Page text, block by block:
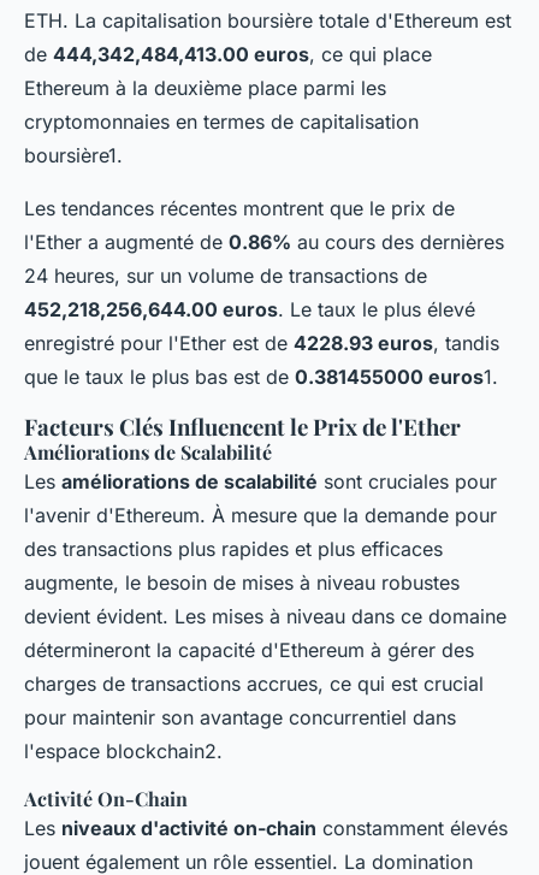
ETH. La capitalisation boursière totale d'Ethereum est
de 444,342,484,413.00 euros, ce qui place
Ethereum à la deuxième place parmi les
cryptomonnaies en termes de capitalisation
boursière1.
Les tendances récentes montrent que le prix de
l'Ether a augmenté de 0.86% au cours des dernières
24 heures, sur un volume de transactions de
452,218,256,644.00 euros. Le taux le plus élevé
enregistré pour l'Ether est de 4228.93 euros, tandis
que le taux le plus bas est de 0.381455000 euros1.
Facteurs Clés Influencent le Prix de l'Ether
Améliorations de Scalabilité
Les améliorations de scalabilité sont cruciales pour
l'avenir d'Ethereum. À mesure que la demande pour
des transactions plus rapides et plus efficaces
augmente, le besoin de mises à niveau robustes
devient évident. Les mises à niveau dans ce domaine
détermineront la capacité d'Ethereum à gérer des
charges de transactions accrues, ce qui est crucial
pour maintenir son avantage concurrentiel dans
l'espace blockchain2.
Activité On-Chain
Les niveaux d'activité on-chain constamment élevés
jouent également un rôle essentiel. La domination